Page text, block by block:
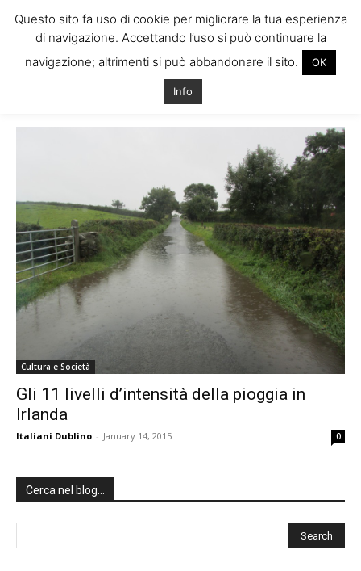
Tag: pioggia in irlanda
Cultura e Società
Gli 11 livelli d’intensità della pioggia in
Irlanda
Italiani Dublino - January 14, 2015 0
Cerca nel blog…
Questo sito fa uso di cookie per migliorare la tua esperienza
di navigazione. Accettando l’uso si può continuare la
navigazione; altrimenti si può abbandonare il sito.
OK
Info